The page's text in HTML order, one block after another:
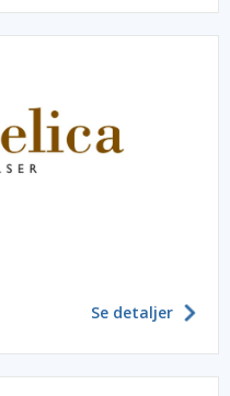
Se detaljer